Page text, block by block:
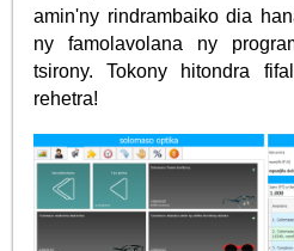
amin'ny rindrambaiko dia
ny famolavolana ny
tsirony. Tokony hitondra
rehetra!